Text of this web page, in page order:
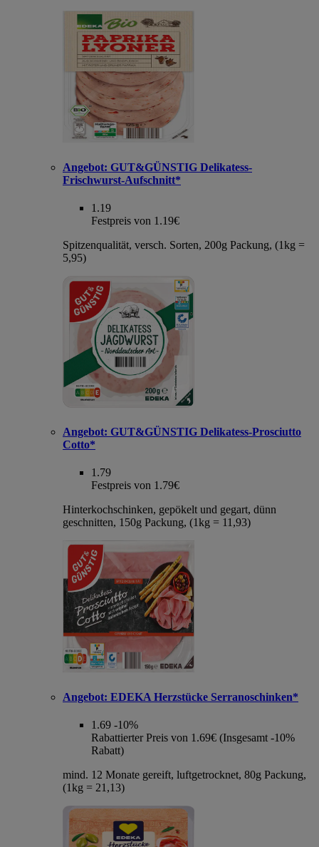
Angebot: GUT&GÜNSTIG Delikatess-
Frischwurst-Aufschnitt*
1.19
Festpreis von 1.19€
Spitzenqualität, versch. Sorten, 200g Packung, (1kg =
5,95)
Angebot: GUT&GÜNSTIG Delikatess-Prosciutto
Cotto*
1.79
Festpreis von 1.79€
Hinterkochschinken, gepökelt und gegart, dünn
geschnitten, 150g Packung, (1kg = 11,93)
Angebot: EDEKA Herzstücke Serranoschinken*
1.69 -10%
Rabattierter Preis von 1.69€ (Insgesamt -10%
Rabatt)
mind. 12 Monate gereift, luftgetrocknet, 80g Packung,
(1kg = 21,13)